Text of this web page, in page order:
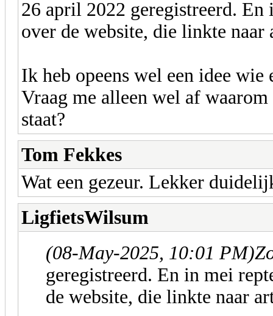
26 april 2022 geregistreerd.
over de website, die linkte naar
Ik heb opeens wel een idee
Vraag me alleen wel af
staat?
Tom Fekkes
Wat een gezeur. Lekker
LigfietsWilsum
(08-May-2025, 10:01 PM)
geregistreerd. En in mei
de website, die linkte naar